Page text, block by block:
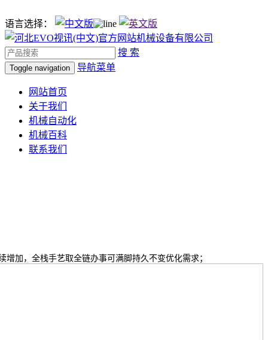
语言选择：
搜 索
Toggle navigation 导航菜单
网站首页
关于我们
机械自动化
机械百科
联系我们
加，全栈手艺取全链办事可满脚持久不变优化需求；